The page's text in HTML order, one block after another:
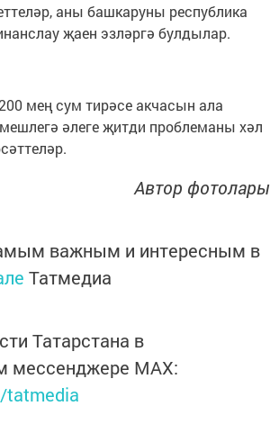
аны башкаруны республика
җаен эзләргә булдылар.
мең сум тирәсе акчасын ала
әлеге җитди проблеманы хәл
Автор фотолары
важным и интересным в
Татмедиа
Татарстана в
мессенджере MАХ:
tatmedia